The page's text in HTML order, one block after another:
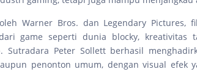
Warner Bros. dan Legendary Pictures,
game seperti dunia blocky, kreativitas
Sutradara Peter Sollett berhasil
penonton umum, dengan visual efek